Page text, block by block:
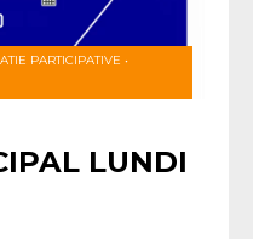
PARTICIPATIVE •
LUNDI